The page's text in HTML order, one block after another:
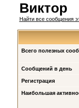
Виктор
Найти все сообщения
Всего полезных
Сообщений в день
Регистрация
Наибольшая